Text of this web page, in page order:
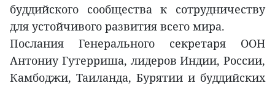
буддийского сообщества к сотрудничеству
для устойчивого развития всего мира.
Послания Генерального секретаря ООН
Антониу Гутерриша, лидеров Индии, России,
Камбоджи, Таиланда, Бурятии и буддийских